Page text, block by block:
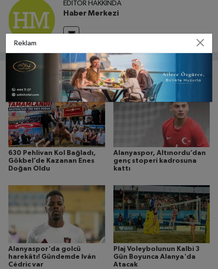
EDITÖR HAKKINDA
Haber Merkezi
Bunlar da ilginizi çekebilir
630 Pehlivan Kol Bağladı,
Gökbel’de Kazanan Enes
Doğan Oldu
Alanyaspor, Altınordu’dan
genç stoperi kadrosuna
kattı
Alanyaspor'da golcü
harekâtı! Gündemde Iván
Cédric var
Plaj Voleybolunun Kalbi 3
Gün Boyunca Alanya'da
Atacak
Reklam